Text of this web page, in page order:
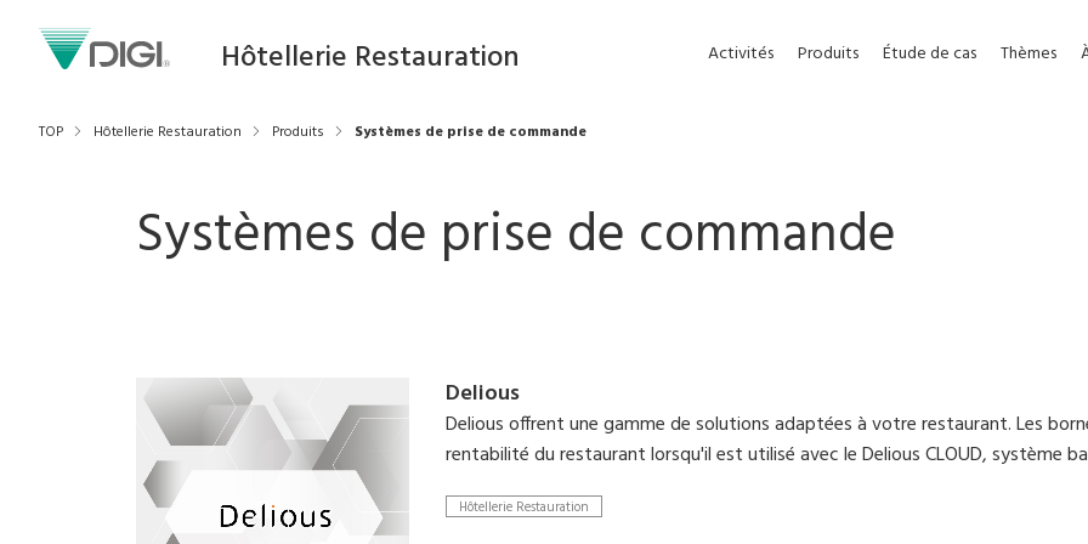
Hôtellerie Restauration Activités Produits Étude de cas Thèmes
TOP Hôtellerie Restauration Produits Systèmes de prise de commande
Systèmes de prise de commande
Delious
Delious offrent une gamme de solutions adaptées à votre restaurant. Les
rentabilité du restaurant lorsqu'il est utilisé avec le Delious CLOUD, système
Hôtellerie Restauration